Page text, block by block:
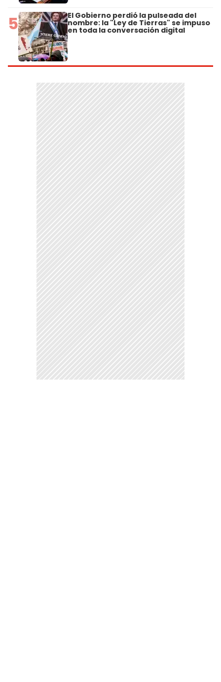
5 El Gobierno perdió la pulseada del
nombre: la "Ley de Tierras" se impuso
en toda la conversación digital